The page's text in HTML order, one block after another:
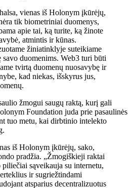
vienas iš Holonym įkūrėjų,
tik biometriniai duomenys,
apie tai, ką turite, ką žinote
atmintis ir kūnas.
žiniatinklyje suteikiame
savo duomenims. Web3 turi būti
tvirtą duomenų nuosavybę ir
kad niekas, išskyrus jus,
žmogui saugų raktą, kurį gali
Foundation juda prie pasaulinės
tuo metu, kai dirbtinio intelekto
iš Holonym įkūrėjų, sako,
pradžia. „Žmogiškieji raktai
sąveikauja su internetu,
ir sugriežtindami
atsparius decentralizuotus